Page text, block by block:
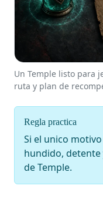
Un Temple listo para
ruta y plan de
Regla practica
Si el unico
hundido, detente
de Temple.